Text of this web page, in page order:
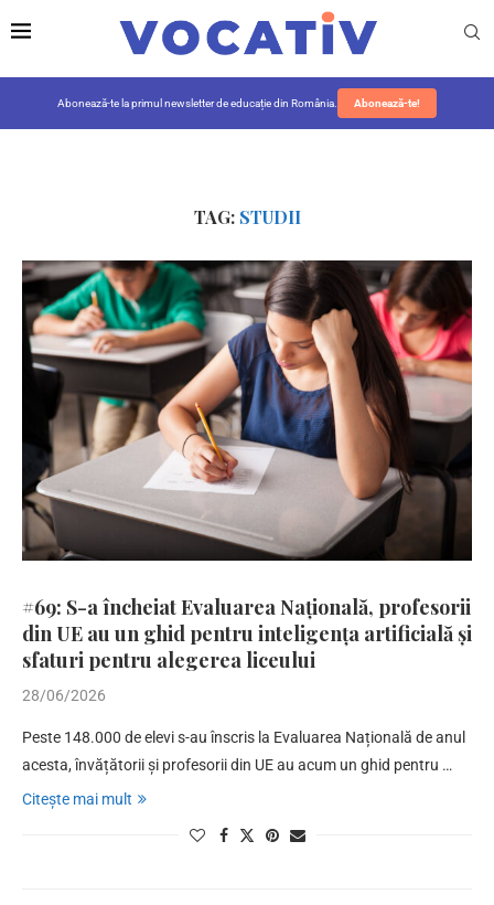
Abonează-te la primul newsletter de educație din România. Abonează-te!
TAG: STUDII
#69: S-a încheiat Evaluarea Națională, profesorii
din UE au un ghid pentru inteligența artificială și
sfaturi pentru alegerea liceului
28/06/2026
Peste 148.000 de elevi s-au înscris la Evaluarea Națională de anul
acesta, învățătorii și profesorii din UE au acum un ghid pentru …
Citește mai mult